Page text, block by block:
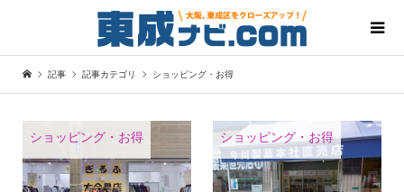
記事 記事カテゴリ ショッピング・お得
ショッピング・お得 ショッピング・お得